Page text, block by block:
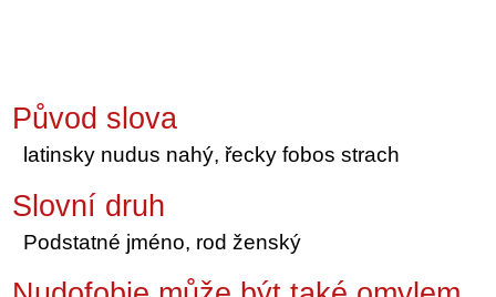
Původ slova
latinsky nudus nahý, řecky fobos strach
Slovní druh
Podstatné jméno, rod ženský